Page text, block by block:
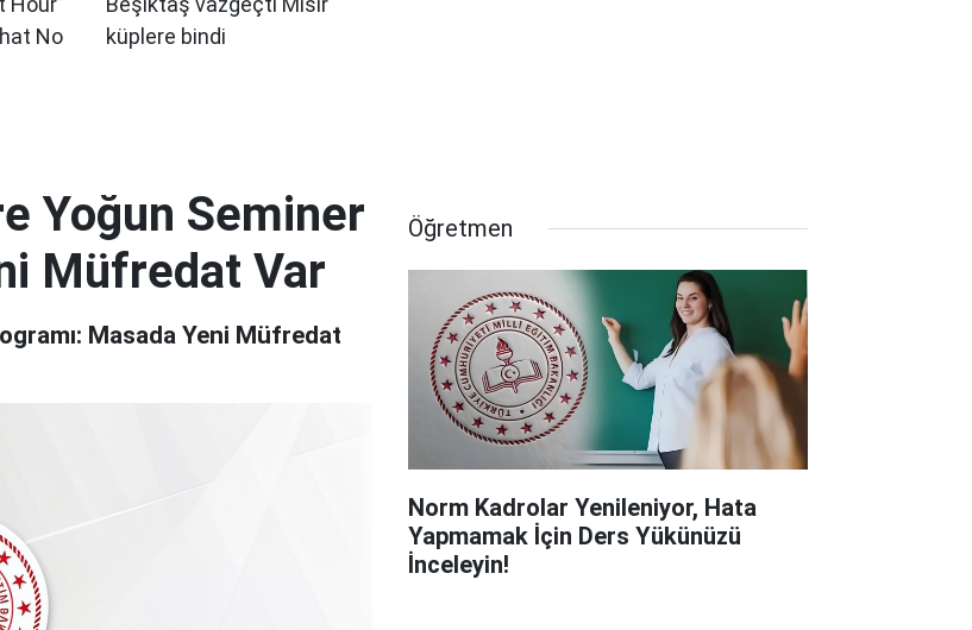
Yoğun Seminer
Müfredat Var
Masada Yeni Müfredat
Öğretmen
Norm Kadrolar Yenileniyor, Hata
Yapmamak İçin Ders Yükünüzü
İnceleyin!